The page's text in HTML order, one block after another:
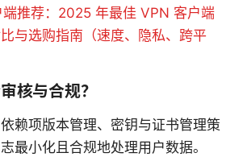
推荐：2025 年最佳 VPN 客户端
与选购指南（速度、隐私、跨平
核与合规？
赖项版本管理、密钥与证书管理策
最小化且合规地处理用户数据。